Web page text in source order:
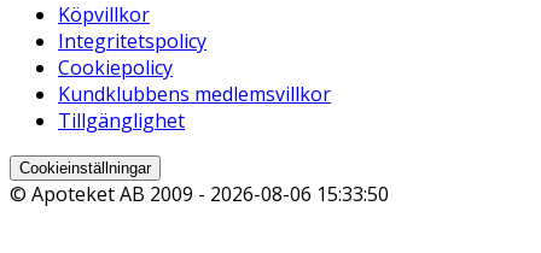
Köpvillkor
Integritetspolicy
Cookiepolicy
Kundklubbens medlemsvillkor
Tillgänglighet
Cookieinställningar
© Apoteket AB 2009 - 2026-08-06 15:33:50